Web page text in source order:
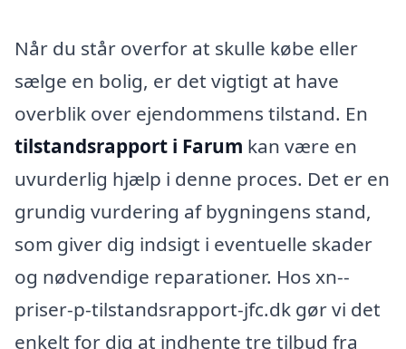
Når du står overfor at skulle købe eller
sælge en bolig, er det vigtigt at have
overblik over ejendommens tilstand. En
tilstandsrapport i Farum kan være en
uvurderlig hjælp i denne proces. Det er en
grundig vurdering af bygningens stand,
som giver dig indsigt i eventuelle skader
og nødvendige reparationer. Hos xn--
priser-p-tilstandsrapport-jfc.dk gør vi det
enkelt for dig at indhente tre tilbud fra